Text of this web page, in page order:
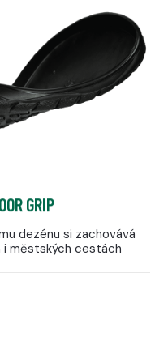
GRIP
dezénu si zachovává
městských cestách